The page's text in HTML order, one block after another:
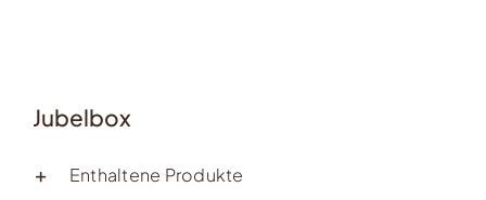
Jubelbox
Enthaltene Produkte